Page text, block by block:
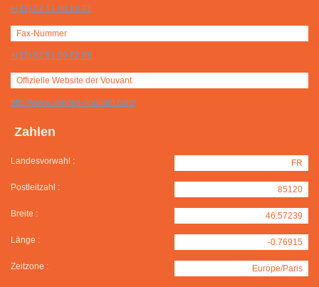
+(33) 02 51 00 80 21
Fax-Nummer
+(33) 02 51 00 82 85
Offizielle Website der Vouvant
http://www.vendee-vouvant.com/
Zahlen
Landesvorwahl : FR
Postleitzahl : 85120
Breite : 46.57239
Länge : -0.76915
Zeitzone : Europe/Paris